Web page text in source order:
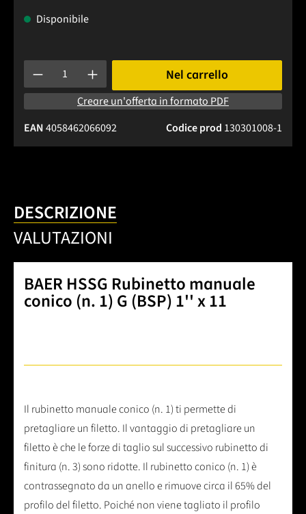
Disponibile
Quantità del prodotto: inserisci la quantità desiderata o
Nel carrello
Creare un'offerta in formato PDF
Codice prod 130301008-1
EAN4058462066092
DESCRIZIONE
VALUTAZIONI
BAER HSSG Rubinetto manuale
conico (n. 1) G (BSP) 1'' x 11
Il rubinetto manuale conico (n. 1) ti permette di
pretagliare un filetto. Il vantaggio di pretagliare un
filetto è che le forze di taglio sul successivo rubinetto di
finitura (n. 3) sono ridotte. Il rubinetto conico (n. 1) è
contrassegnato da un anello e rimuove circa il 65% del
profilo del filetto. Poiché non viene tagliato il profilo